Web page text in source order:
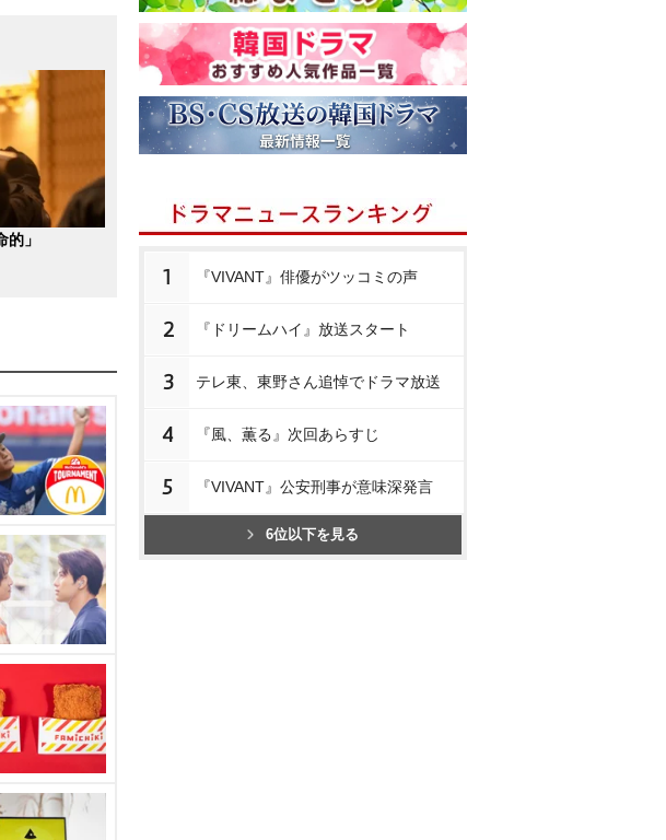
」
1 『VIVANT』俳優がツッコミの声
2 『ドリームハイ』放送スタート
3 テレ東、東野さん追悼でドラマ放送
4 『風、薫る』次回あらすじ
5 『VIVANT』公安刑事が意味深発言
6位以下を見る